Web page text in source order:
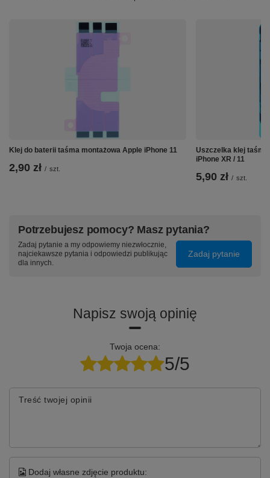
Klej do baterii taśma montażowa Apple iPhone 11
2,90 zł / szt.
Uszczelka klej
iPhone XR / 11
5,90 zł / szt.
Potrzebujesz pomocy? Masz pytania?
Zadaj pytanie a my odpowiemy niezwłocznie,
najciekawsze pytania i odpowiedzi publikując
dla innych.
Zadaj pytanie
Napisz swoją opinię
Twoja ocena:
5/5
Treść twojej opinii
Dodaj własne zdjęcie produktu: